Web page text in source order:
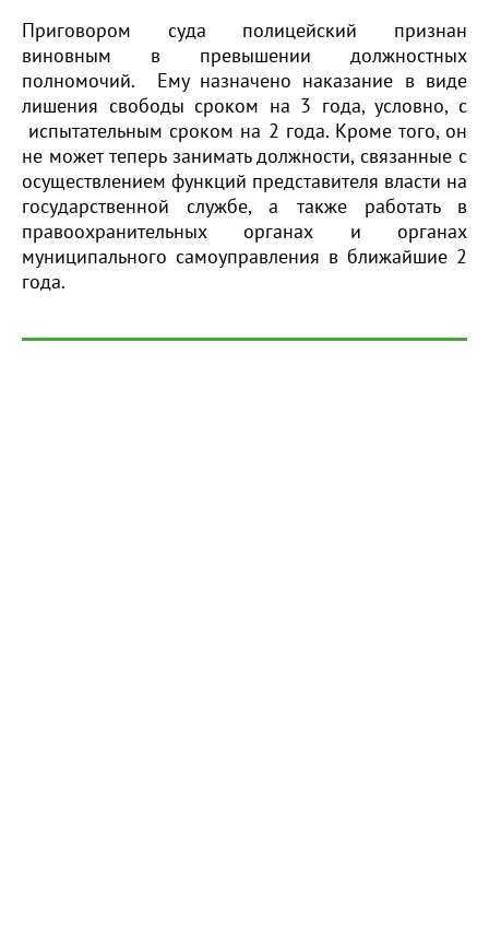
Приговором суда полицейский признан
виновным в превышении должностных
полномочий. Ему назначено наказание в виде
лишения свободы сроком на 3 года, условно, с
испытательным сроком на 2 года. Кроме того, он
не может теперь занимать должности, связанные с
осуществлением функций представителя власти на
государственной службе, а также работать в
правоохранительных органах и органах
муниципального самоуправления в ближайшие 2
года.